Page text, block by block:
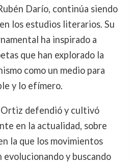
Darío, continúa siendo
los estudios literarios. Su
ha inspirado a
que han explorado la
como un medio para
y lo efímero.
Ortiz defendió y cultivó
en la actualidad, sobre
la que los movimientos
y buscando